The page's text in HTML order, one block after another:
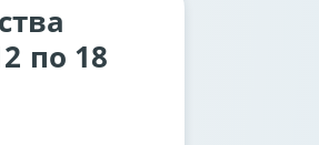
по 18